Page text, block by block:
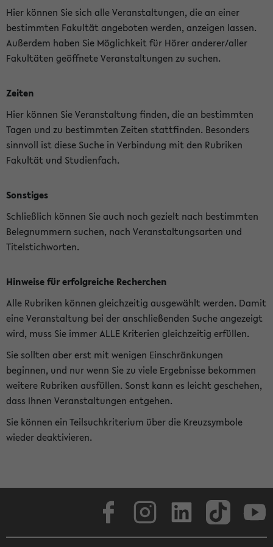
Hier können Sie sich alle Veranstaltungen, die an einer
bestimmten Fakultät angeboten werden, anzeigen lassen.
Außerdem haben Sie Möglichkeit für Hörer anderer/aller
Fakultäten geöffnete Veranstaltungen zu suchen.
Zeiten
Hier können Sie Veranstaltung finden, die an bestimmten
Tagen und zu bestimmten Zeiten stattfinden. Besonders
sinnvoll ist diese Suche in Verbindung mit den Rubriken
Fakultät und Studienfach.
Sonstiges
Schließlich können Sie auch noch gezielt nach bestimmten
Belegnummern suchen, nach Veranstaltungsarten und
Titelstichworten.
Hinweise für erfolgreiche Recherchen
Alle Rubriken können gleichzeitig ausgewählt werden. Damit
eine Veranstaltung bei der anschließenden Suche angezeigt
wird, muss Sie immer ALLE Kriterien gleichzeitig erfüllen.
Sie sollten aber erst mit wenigen Einschränkungen
beginnen, und nur wenn Sie zu viele Ergebnisse bekommen
weitere Rubriken ausfüllen. Sonst kann es leicht geschehen,
dass Ihnen Veranstaltungen entgehen.
Sie können ein Teilsuchkriterium über die Kreuzsymbole
wieder deaktivieren.